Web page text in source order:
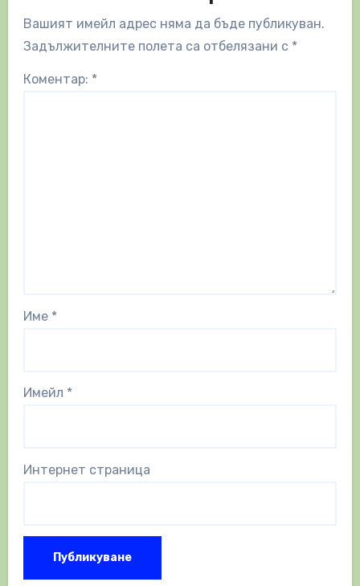
Вашият имейл адрес няма да бъде публикуван.
Задължителните полета са отбелязани с *
Коментар: *
Име *
Имейл *
Интернет страница